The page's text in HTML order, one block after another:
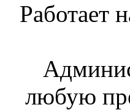
Работает
любую